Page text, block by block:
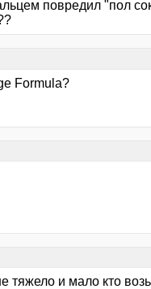
повредил "пол
Formula?
тяжело и мало кто